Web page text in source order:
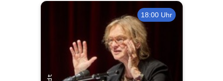
18:00 Uhr